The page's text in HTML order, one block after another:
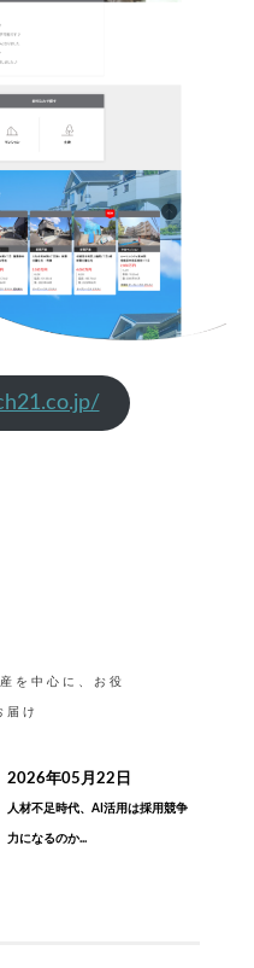
を中心に、お役
届け
2026年05月22日
人材不足時代、AI活用は採用競争
力になるのか...